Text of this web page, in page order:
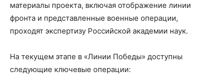
материалы проекта, включая отображение линии
фронта и представленные военные операции,
проходят экспертизу Российской академии наук.
На текущем этапе в «Линии Победы» доступны
следующие ключевые операции: